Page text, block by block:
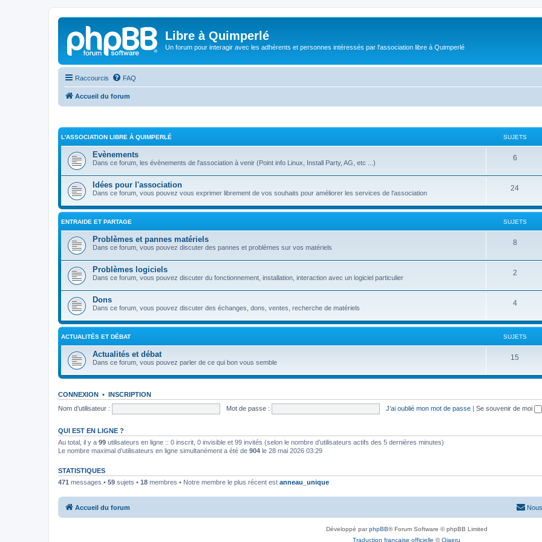
Libre à Quimperlé
Un forum pour interagir avec les adhérents et personnes intéressés par l'association libre à Quimperlé
Raccourcis FAQ
Accueil du forum
L'ASSOCIATION LIBRE À QUIMPERLÉ SUJETS
Evènements
Dans ce forum, les évènements de l'association à venir (Point info Linux, Install Party, AG, etc ...)
6
Idées pour l'association
Dans ce forum, vous pouvez vous exprimer librement de vos souhaits pour améliorer les services de l'association
24
ENTRAIDE ET PARTAGE SUJETS
Problèmes et pannes matériels
Dans ce forum, vous pouvez discuter des pannes et problèmes sur vos matériels
8
Problèmes logiciels
Dans ce forum, vous pouvez discuter du fonctionnement, installation, interaction avec un logiciel particulier
2
Dons
Dans ce forum, vous pouvez discuter des échanges, dons, ventes, recherche de matériels
4
ACTUALITÉS ET DÉBAT SUJETS
Actualités et débat
Dans ce forum, vous pouvez parler de ce qui bon vous semble
15
CONNEXION • INSCRIPTION
Nom d’utilisateur :
Mot de passe : J’ai oublié mon mot de passe | Se souvenir de moi
QUI EST EN LIGNE ?
Au total, il y a 99 utilisateurs en ligne :: 0 inscrit, 0 invisible et 99 invités (selon le nombre d’utilisateurs actifs des 5 dernières minutes)
Le nombre maximal d’utilisateurs en ligne simultanément a été de 904 le 28 mai 2026 03:29
STATISTIQUES
471 messages • 59 sujets • 18 membres • Notre membre le plus récent est anneau_unique
Accueil du forum
Développé parphpBB® Forum Software © phpBB Limited
Traduction française officielle ©Qiaeru